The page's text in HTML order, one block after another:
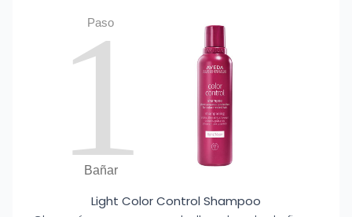
Paso
1
Bañar
Light Color Control Shampoo